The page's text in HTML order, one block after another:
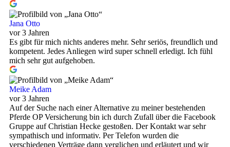
Jana Otto
vor 3 Jahren
Es gibt für mich nichts anderes mehr. Sehr seriös, freundlich und
kompetent. Jedes Anliegen wird super schnell erledigt. Ich fühl
mich sehr gut aufgehoben.
Meike Adam
vor 3 Jahren
Auf der Suche nach einer Alternative zu meiner bestehenden
Pferde OP Versicherung bin ich durch Zufall über die Facebook
Gruppe auf Christian Hecke gestoßen. Der Kontakt war sehr
sympathisch und informativ. Per Telefon wurden die
verschiedenen Verträge dann verglichen und erläutert und wir